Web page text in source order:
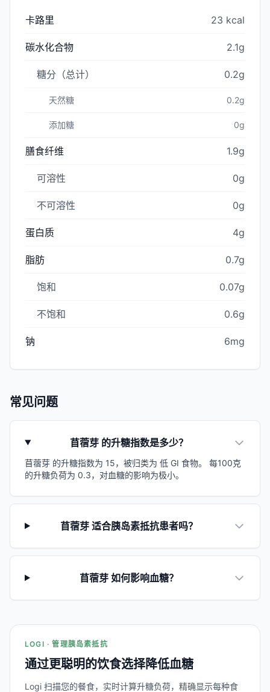
卡路里 23 kcal
碳水化合物 2.1g
糖分（总计） 0.2g
天然糖 0.2g
添加糖 0g
膳食纤维 1.9g
可溶性 0g
不可溶性 0g
蛋白质 4g
脂肪 0.7g
饱和 0.07g
不饱和 0.6g
钠 6mg
常见问题
苜蓿芽 的升糖指数是多少？
苜蓿芽 的升糖指数为 15，被归类为 低 GI 食物。 每100克
的升糖负荷为 0.3，对血糖的影响为极小。
苜蓿芽 适合胰岛素抵抗患者吗？
苜蓿芽 如何影响血糖？
LOGI · 管理胰岛素抵抗
通过更聪明的饮食选择降低血糖
Logi 扫描您的餐食，实时计算升糖负荷，精确显示每种食